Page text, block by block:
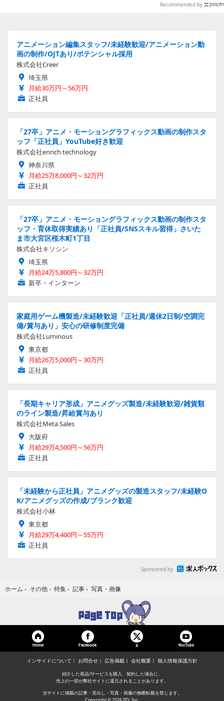
Recommended by
アニメーション編集スタッフ/未経験歓迎/アニメーション動
画の制作/OJTあり/ポテンシャル採用
株式会社Creer
埼玉県
月給30万円～56万円
正社員
「27卒」アニメ・モーショングラフィックス動画の制作スタ
ッフ「正社員」YouTube好き歓迎
株式会社enrich technology
神奈川県
月給25万8,000円～32万円
正社員
「27卒」アニメ・モーショングラフィックス動画の制作スタ
ッフ・育休取得実績あり「正社員/SNSスキル習得」さいた
ま市大宮区桜木町1丁目
株式会社キソシン
埼玉県
月給24万5,800円～32万円
新卒・インターン
家庭用ゲーム機製造/未経験歓迎「正社員/週休2日制/空調完
備/賞与あり」安心の研修制度完備
株式会社Luminous
東京都
月給26万5,000円～30万円
正社員
「長期キャリア形成」アニメグッズ製造/未経験歓迎/雑貨類
のライン製造/昇給賞与あり
株式会社Meta Sales
大阪府
月給29万4,500円～56万円
正社員
「未経験から正社員」アニメグッズの製造スタッフ/未経験O
K/アニメグッズの作成/ブランク歓迎
株式会社小林
東京都
月給29万4,400円～55万円
正社員
Sponsored by
ホーム › その他 › 特集 › 記事 › 写真・画像
Home Facebook X YouTube
インサイドについて お問合せ 広告掲載 会社概要 個人情報保護方針
紹介した商品/サービスを購入、契約した場合に、
売上の一部が弊社サイトに還元されることがあります。
当サイトに掲載の記事・見出し・写真・画像の無断転載を禁じます。
Copyright © 2026 IID, Inc.